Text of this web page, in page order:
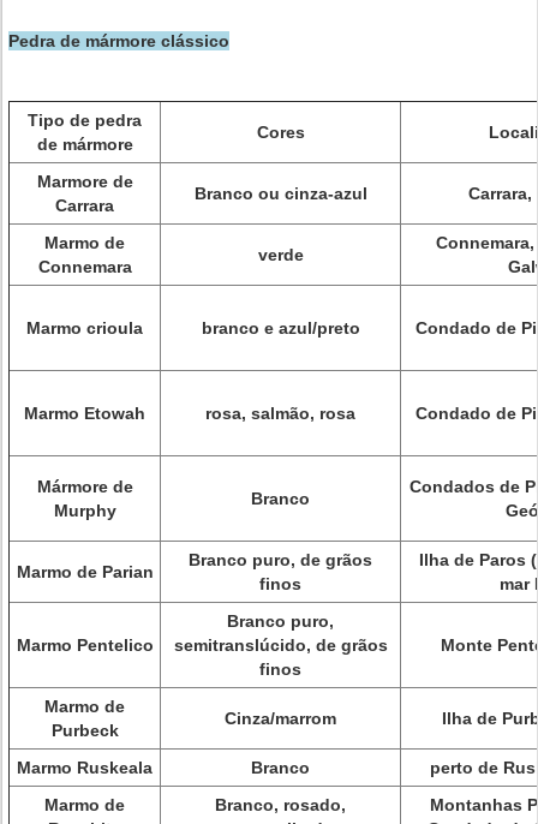
Pedra de mármore clássico
Tipo de pedra
de mármore
Cores
Marmore de
Carrara
Branco ou cinza-azul Carrara,
Marmo de
Connemara
verde
Marmo crioula branco e azul/preto Condado de
Marmo Etowah rosa, salmão, rosa Condado de
Mármore de
Murphy
Branco
Condados de
Marmo de Parian
Branco puro, de grãos
finos
Ilha de Paros
mar
Marmo Pentelico
Branco puro,
semitranslúcido, de grãos
finos
Monte
Marmo de
Purbeck
Cinza/marrom Ilha de
Marmo Ruskeala Branco
perto de
Marmo de
Branco, rosado,
Montanhas